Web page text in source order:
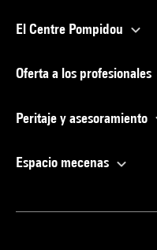
El Centre Pompidou
Oferta a los profesionales
Peritaje y asesoramiento
Espacio mecenas